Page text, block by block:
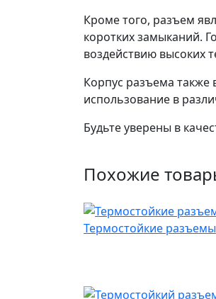
Кроме того, разъем
коротких замыканий.
воздействию высоких
Корпус разъема также
использование в
Будьте уверены в
Похожие
Термостойкие разъемы